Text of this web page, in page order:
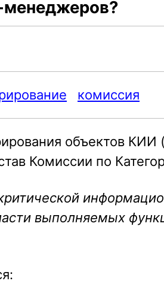
менеджеров?
комиссия
объектов КИИ
Комиссии по
выполняемых